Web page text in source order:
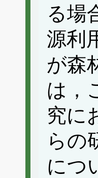
る場
源利
が森
は，
究に
らの
につ